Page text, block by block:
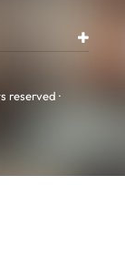
reserved ·